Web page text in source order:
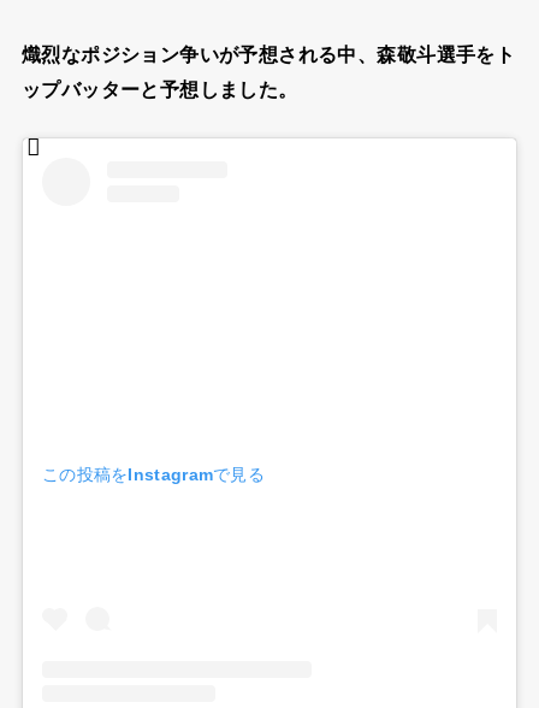
熾烈なポジション争いが予想される中、森敬斗選手をト
ップバッターと予想しました。
この投稿をInstagramで見る